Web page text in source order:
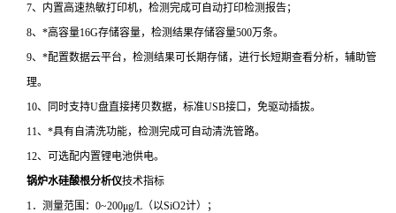
7、内置高速热敏打印机，检测完成可自动打印检测报告；
8、*高容量16G存储容量，检测结果存储容量500万条。
9、*配置数据云平台，检测结果可长期存储，进行长短期查看分析，辅助管
理。
10、同时支持U盘直接拷贝数据，标准USB接口，免驱动插拔。
11、*具有自清洗功能，检测完成可自动清洗管路。
12、可选配内置锂电池供电。
锅炉水硅酸根分析仪技术指标
1．测量范围：0~200μg/L（以SiO2计）；